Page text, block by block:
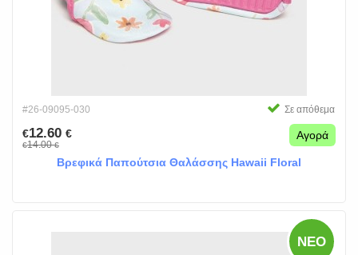
#26-09095-030 Σε απόθεμα
€12.60 €
€14.00€
Αγορά
Βρεφικά Παπούτσια Θαλάσσης Hawaii Floral
ΝΈΟ